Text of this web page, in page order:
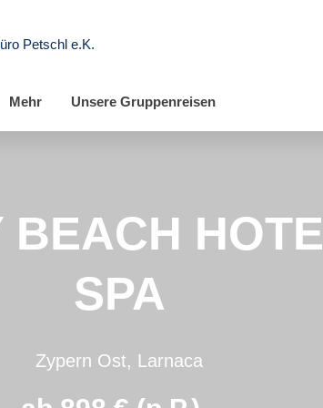
Petschl e.K.
Mehr Unsere Gruppenreisen
BEACH
SPA
Zypern Ost, Larnaca